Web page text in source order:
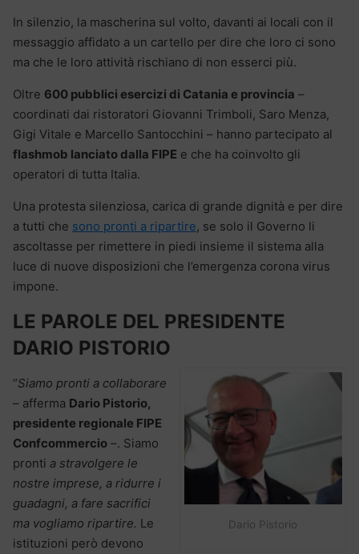
In silenzio, la mascherina sul volto, davanti ai locali con il
messaggio affidato a un cartello per dire che loro ci sono
ma che le loro attività rischiano di non esserci più.
Oltre 600 pubblici esercizi di Catania e provincia –
coordinati dai ristoratori Giovanni Trimboli, Saro Menza,
Gigi Vitale e Marcello Santocchini – hanno partecipato al
flashmob lanciato dalla FIPE e che ha coinvolto gli
operatori di tutta Italia.
Una protesta silenziosa, carica di grande dignità e per dire
a tutti che sono pronti a ripartire, se solo il Governo li
ascoltasse per rimettere in piedi insieme il sistema alla
luce di nuove disposizioni che l’emergenza corona virus
impone.
LE PAROLE DEL PRESIDENTE
DARIO PISTORIO
Dario Pistorio
“Siamo pronti a collaborare
– afferma Dario Pistorio,
presidente regionale FIPE
Confcommercio –. Siamo
pronti a stravolgere le
nostre imprese, a ridurre i
guadagni, a fare sacrifici
ma vogliamo ripartire. Le
istituzioni però devono